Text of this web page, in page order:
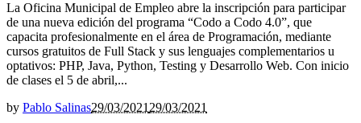
La Oficina Municipal de Empleo abre la inscripción para participar
de una nueva edición del programa “Codo a Codo 4.0”, que
capacita profesionalmente en el área de Programación, mediante
cursos gratuitos de Full Stack y sus lenguajes complementarios u
optativos: PHP, Java, Python, Testing y Desarrollo Web. Con inicio
de clases el 5 de abril,...
by Pablo Salinas29/03/2021 29/03/2021